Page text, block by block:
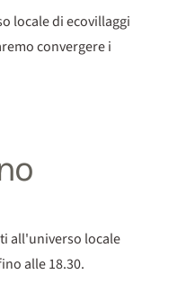
locale di ecovillaggi
convergere i
all'universo locale
alle 18.30.